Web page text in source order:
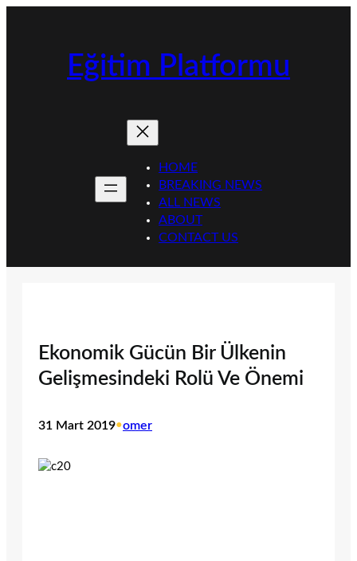
Eğitim Platformu
HOME
BREAKING NEWS
ALL NEWS
ABOUT
CONTACT US
Ekonomik Gücün Bir Ülkenin
Gelişmesindeki Rolü Ve Önemi
31 Mart 2019•omer